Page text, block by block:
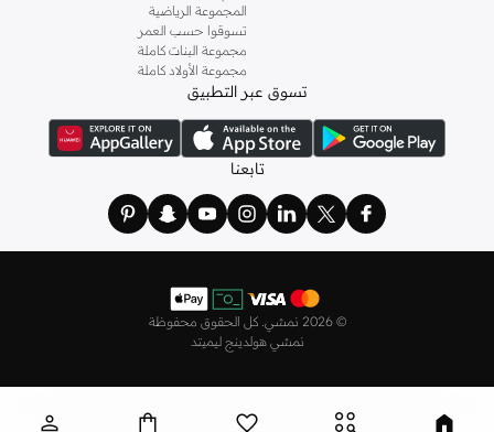
المجموعة الرياضية
تسوقوا حسب العمر
مجموعة البنات كاملة
مجموعة الأولاد كاملة
تسوق عبر التطبيق
تابعنا
© 2026 نمشي. كل الحقوق محفوظة
نمشي هولدينج ليميتد